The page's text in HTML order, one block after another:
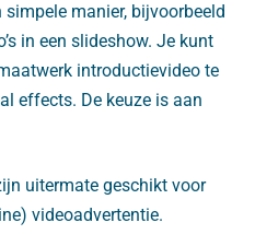
manier, bijvoorbeeld
in een slideshow. Je kunt
introductievideo te
effects. De keuze is aan
uitermate geschikt voor
videoadvertentie.